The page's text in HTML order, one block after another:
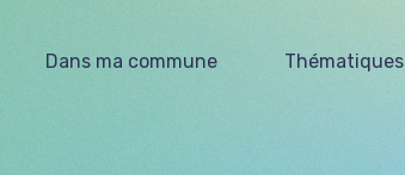
Dans ma commune Thématiques